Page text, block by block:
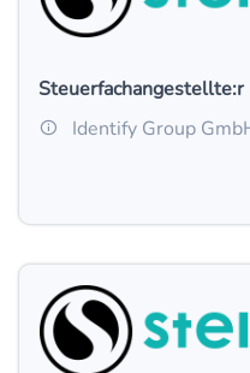
Steuerfachangestellte:r
Identify Group